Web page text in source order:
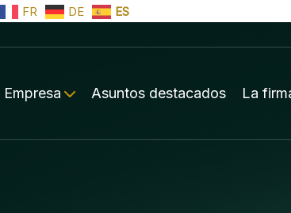
FR DE ES
Empresa Asuntos destacados La